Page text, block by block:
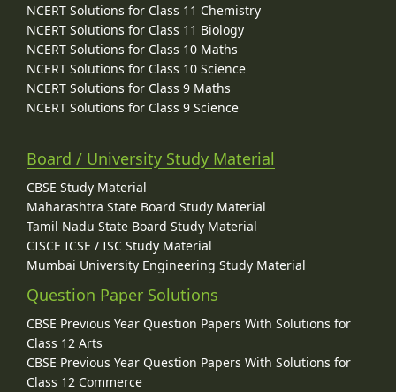
NCERT Solutions for Class 11 Chemistry
NCERT Solutions for Class 11 Biology
NCERT Solutions for Class 10 Maths
NCERT Solutions for Class 10 Science
NCERT Solutions for Class 9 Maths
NCERT Solutions for Class 9 Science
Board / University Study Material
CBSE Study Material
Maharashtra State Board Study Material
Tamil Nadu State Board Study Material
CISCE ICSE / ISC Study Material
Mumbai University Engineering Study Material
Question Paper Solutions
CBSE Previous Year Question Papers With Solutions for
Class 12 Arts
CBSE Previous Year Question Papers With Solutions for
Class 12 Commerce